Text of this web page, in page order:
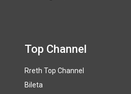
Top Channel
Rreth Top Channel
Bileta